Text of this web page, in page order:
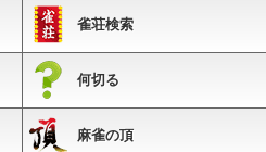
雀荘検索
何切る
麻雀の頂